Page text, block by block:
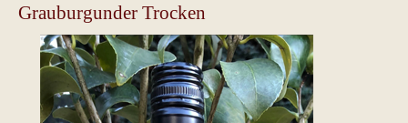
Grauburgunder Trocken